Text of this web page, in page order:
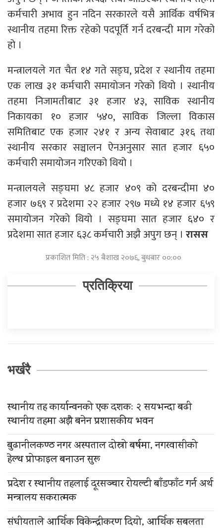
कर्मचारी अभाव हुन नदिन सरकारले यसै आर्थिक वर्षभित्र
स्थानीय तहमा रिक्त रहेको पदपूर्ति गर्न दरबन्दी माग गरेको
हो ।
मन्त्रालयले गत चैत १४ गते सङ्घ, प्रदेश र स्थानीय तहमा
एक लाख ३१ कर्मचारी समायोजन गरेको थियो । स्थानीय
तहमा निजामतीबाट ३१ हजार ४३, साविक स्थानीय
निकायका १० हजार ५४०, साविक जिल्ला विकास
समितिबाट एक हजार २४१ र अन्य सेवाबाट ३१६ तथा
स्थानीय सरकार सञ्चालन ऐनअनुसार सात हजार ६५०
कर्मचारी समायोजन गरिएको थियो ।
मन्त्रालयले सङ्घमा ४८ हजार ४०९ को दरबन्दीमा ४०
हजार ७६९ र प्रदेशमा २२ हजार २९७ मध्ये १४ हजार ६५९
समायोजन गरेको थियो । सङ्घमा सात हजार ६४० र
प्रदेशमा सात हजार ६३८ कर्मचारी अझै अपुग छन् । रासस
प्रकाशित मिति : २५ बैशाख २०७६, बुधबार ००:००
प्रतिक्रिया
भर्खरै
स्थानीय तह कार्यान्वनको एक दशकः २ सयभन्दा बढी
स्थानीय तहमा अझै बनेन प्रशासकीय भवन
बुढानीलकण्ठ नगर अस्पताल दोस्रो बर्षमा, नगरवासीको
हेल्थ प्रोफाइल बनाउन सुरू
प्रदेश र स्थानीय तहलाई दूरसञ्चार रोयल्टी बाँडफाँट गर्न अर्थ
मन्त्रालय सकरात्मक
संघीयताले आर्थिक विकेन्द्रीकरण दियो, आर्थिक सबलता